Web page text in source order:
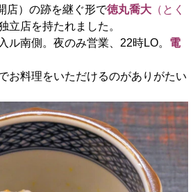
店）の跡を継ぐ形で徳丸喬大（とく
立店を持たれました。
ル南側。夜のみ営業、22時LO。 電
お料理をいただけるのがありがたい